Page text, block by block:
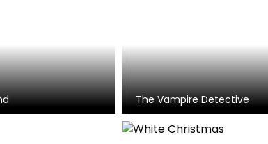
The Vampire Detective